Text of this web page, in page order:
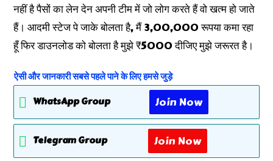
नहीं है पैसों का लेन देन अपनी टीम में जो लोग करते हैं वो खत्म हो जाते
हैं। आदमी स्टेज पे जाके बोलता है, मैं 3,00,000 रूपया कमा रहा
हूँ फिर डाउनलोड को बोलता है मुझे ₹5000 दीजिए मुझे जरूरत है।
ऐसी और जानकारी सबसे पहले पाने के लिए हमसे जुड़े
WhatsApp Group
Join Now
Telegram Group Join Now